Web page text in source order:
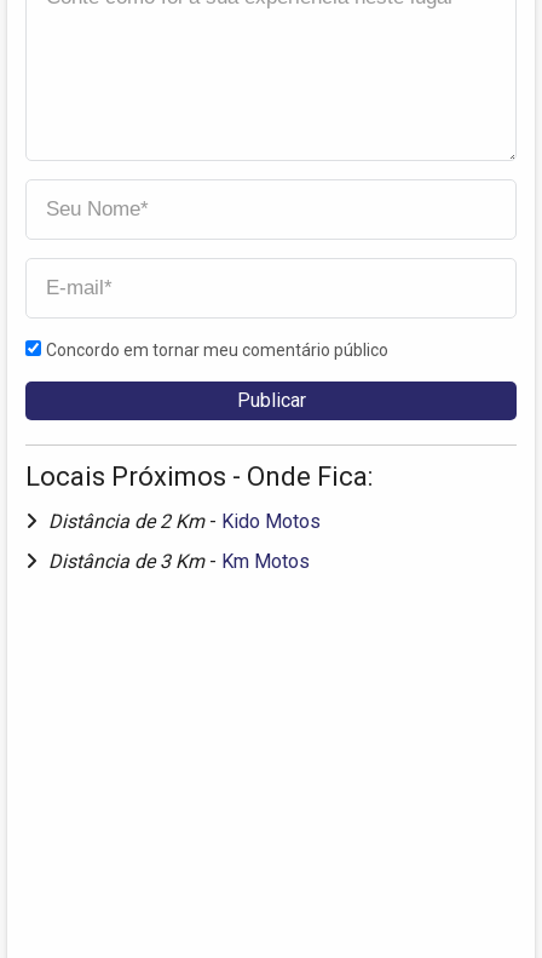
Concordo em tornar meu comentário público
Locais Próximos - Onde Fica:
Distância de 2 Km - Kido Motos
Distância de 3 Km - Km Motos